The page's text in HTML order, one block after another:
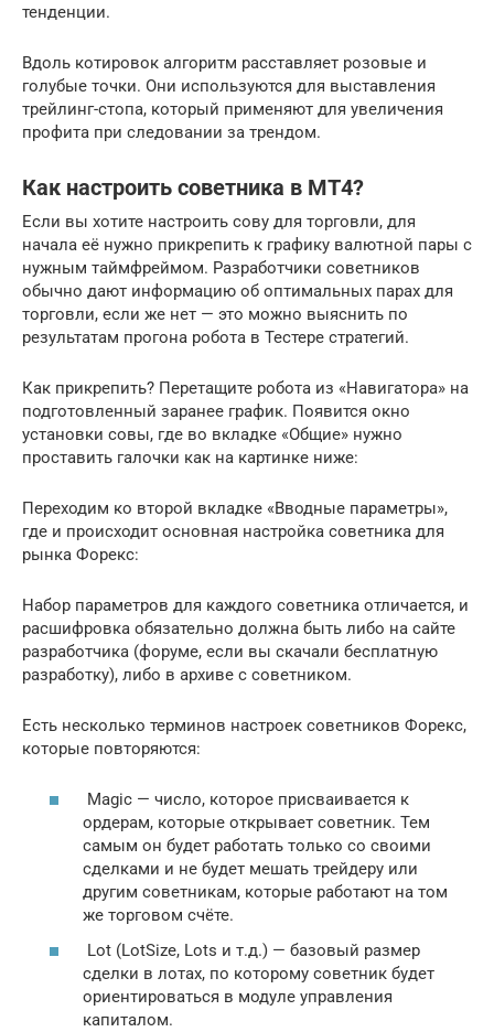
тенденции.
Вдоль котировок алгоритм расставляет розовые и
голубые точки. Они используются для выставления
трейлинг-стопа, который применяют для увеличения
профита при следовании за трендом.
Как настроить советника в MT4?
Если вы хотите настроить сову для торговли, для
начала её нужно прикрепить к графику валютной пары с
нужным таймфреймом. Разработчики советников
обычно дают информацию об оптимальных парах для
торговли, если же нет — это можно выяснить по
результатам прогона робота в Тестере стратегий.
Как прикрепить? Перетащите робота из «Навигатора» на
подготовленный заранее график. Появится окно
установки совы, где во вкладке «Общие» нужно
проставить галочки как на картинке ниже:
Переходим ко второй вкладке «Вводные параметры»,
где и происходит основная настройка советника для
рынка Форекс:
Набор параметров для каждого советника отличается, и
расшифровка обязательно должна быть либо на сайте
разработчика (форуме, если вы скачали бесплатную
разработку), либо в архиве с советником.
Есть несколько терминов настроек советников Форекс,
которые повторяются:
Magic — число, которое присваивается к
ордерам, которые открывает советник. Тем
самым он будет работать только со своими
сделками и не будет мешать трейдеру или
другим советникам, которые работают на том
же торговом счёте.
Lot (LotSize, Lots и т.д.) — базовый размер
сделки в лотах, по которому советник будет
ориентироваться в модуле управления
капиталом.